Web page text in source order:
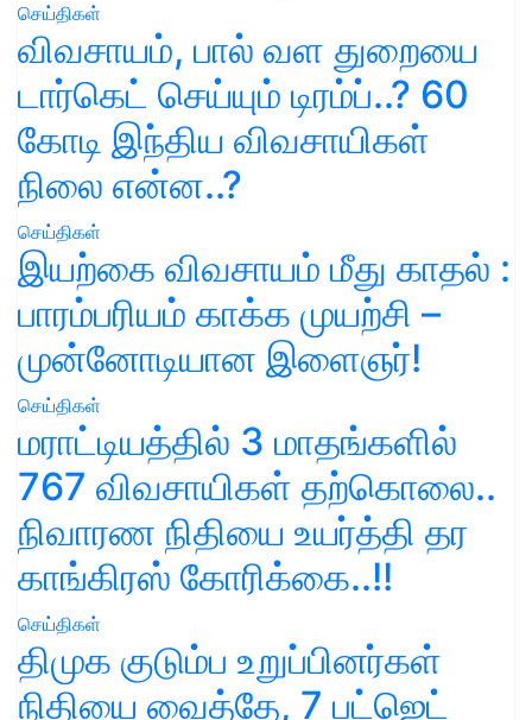
செய்திகள்
விவசாயம், பால் வள துறையை
டார்கெட் செய்யும் டிரம்ப்..? 60
கோடி இந்திய விவசாயிகள்
நிலை என்ன..?
செய்திகள்
இயற்கை விவசாயம் மீது காதல் :
பாரம்பரியம் காக்க முயற்சி –
முன்னோடியான இளைஞர்!
செய்திகள்
மராட்டியத்தில் 3 மாதங்களில்
767 விவசாயிகள் தற்கொலை..
நிவாரண நிதியை உயர்த்தி தர
காங்கிரஸ் கோரிக்கை..!!
செய்திகள்
திமுக குடும்ப உறுப்பினர்கள்
நிதியை வைத்தே, 7 பட்ஜெட்